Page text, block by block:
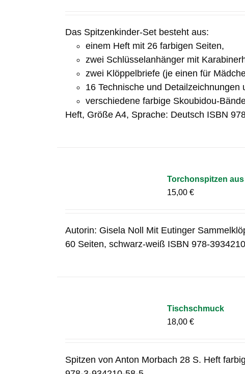
Das Spitzenkinder-Set besteht aus:
einem Heft mit 26 farbigen Seiten,
zwei Schlüsselanhänger mit
zwei Klöppelbriefe (je einen für
16 Technische und Detailzeichnungen
verschiedene farbige Skoubidou-
Heft, Größe A4, Sprache: Deutsch ISBN
Torchonspitzen aus
15,00€
Autorin: Gisela Noll Mit Eutinger
60 Seiten, schwarz-weiß ISBN 978-
Tischschmuck
18,00€
Spitzen von Anton Morbach 28 S. Heft